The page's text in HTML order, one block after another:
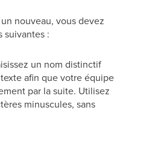
nouveau, vous devez
suivantes :
un nom distinctif
afin que votre équipe
par la suite. Utilisez
minuscules, sans